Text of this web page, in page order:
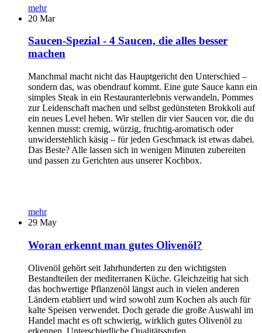
mehr
20 Mar
Saucen-Spezial - 4 Saucen, die alles besser
machen
Manchmal macht nicht das Hauptgericht den Unterschied –
sondern das, was obendrauf kommt. Eine gute Sauce kann ein
simples Steak in ein Restauranterlebnis verwandeln, Pommes
zur Leidenschaft machen und selbst gedünsteten Brokkoli auf
ein neues Level heben. Wir stellen dir vier Saucen vor, die du
kennen musst: cremig, würzig, fruchtig-aromatisch oder
unwiderstehlich käsig – für jeden Geschmack ist etwas dabei.
Das Beste? Alle lassen sich in wenigen Minuten zubereiten
und passen zu Gerichten aus unserer Kochbox.
mehr
29 May
Woran erkennt man gutes Olivenöl?
Olivenöl gehört seit Jahrhunderten zu den wichtigsten
Bestandteilen der mediterranen Küche. Gleichzeitig hat sich
das hochwertige Pflanzenöl längst auch in vielen anderen
Ländern etabliert und wird sowohl zum Kochen als auch für
kalte Speisen verwendet. Doch gerade die große Auswahl im
Handel macht es oft schwierig, wirklich gutes Olivenöl zu
erkennen. Unterschiedliche Qualitätsstufen,